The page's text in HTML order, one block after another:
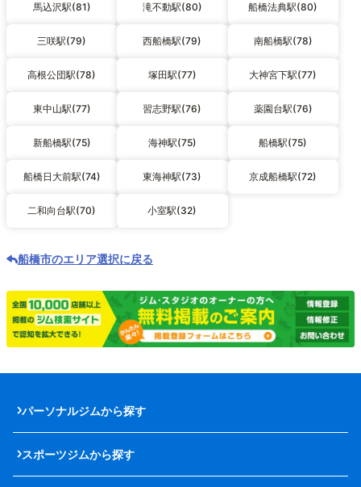
馬込沢駅(81) 滝不動駅(80) 船橋法典駅(80)
三咲駅(79) 西船橋駅(79) 南船橋駅(78)
高根公団駅(78) 塚田駅(77) 大神宮下駅(77)
東中山駅(77) 習志野駅(76) 薬園台駅(76)
新船橋駅(75) 海神駅(75) 船橋駅(75)
船橋日大前駅(74) 東海神駅(73) 京成船橋駅(72)
二和向台駅(70) 小室駅(32)
船橋市のエリア選択に戻る
パーソナルジムから探す
スポーツジムから探す